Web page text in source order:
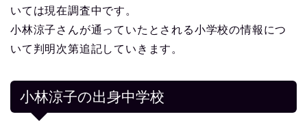
いては現在調査中です。
小林涼子さんが通っていたとされる小学校の情報につ
いて判明次第追記していきます。
小林涼子の出身中学校